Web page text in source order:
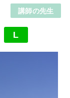
講師の先生
L